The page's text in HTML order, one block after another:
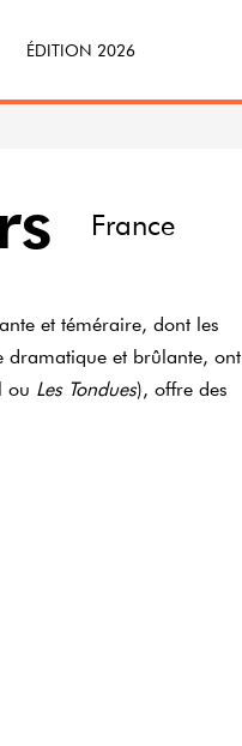
ÉDITION 2026
France
et téméraire, dont les
et brûlante, ont
ou Les Tondues), offre des